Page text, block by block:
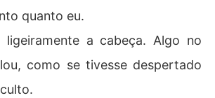
quanto eu.
ligeiramente a cabeça. Algo no
como se tivesse despertado